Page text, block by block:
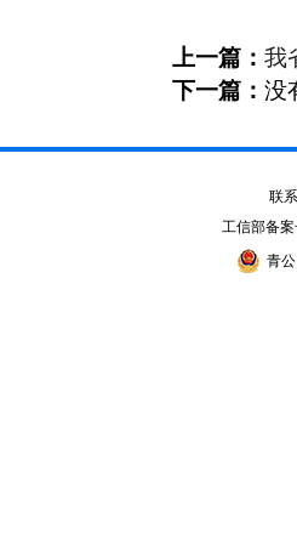
上一篇： 我
下一篇： 没
联
工信部备
青公